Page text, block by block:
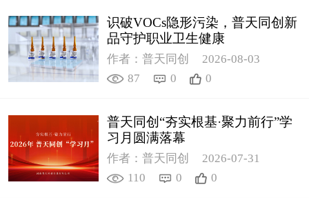
识破VOCs隐形污染，普天同创新
品守护职业卫生健康
作者：普天同创
2026-08-03
87
0 0
普天同创“夯实根基·聚力前行”学
习月圆满落幕
作者：普天同创
2026-07-31
110
0 0